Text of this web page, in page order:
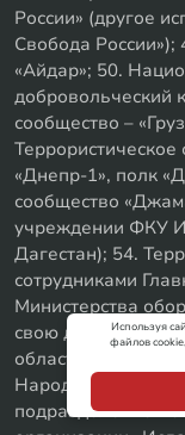
России» (другое
Свобода России»);
«Айдар»; 50.
добровольческий
сообщество –
«Днепр-1», полк
сообщество
учреждении ФКУ
Дагестан); 54.
сотрудниками
Министерства
свою
области; 55.
Народной Воли)»;
подразделение
Используя
файлов